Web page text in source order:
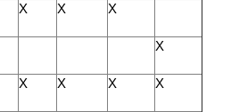
X X X
X
X X X X